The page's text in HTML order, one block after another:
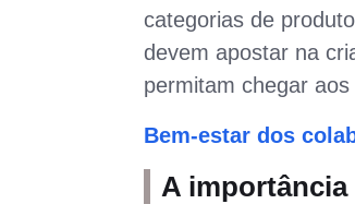
categorias de
devem apostar na
permitam chegar
Bem-estar dos
A